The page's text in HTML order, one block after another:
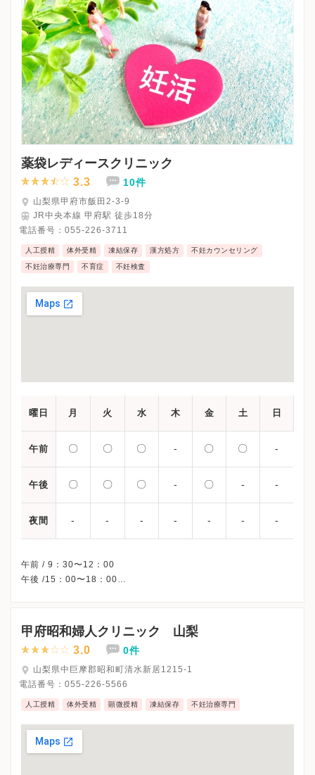
薬袋レディースクリニック
3.3 10件
山梨県甲府市飯田2-3-9
JR中央本線 甲府駅 徒歩18分
電話番号： 055-226-3711
人工授精 体外受精 凍結保存 漢方処方 不妊カウンセリング
不妊治療専門 不育症 不妊検査
曜日 月 火 水 木 金 土 日
午前 〇 〇 〇 - 〇 〇 -
午後 〇 〇 〇 - 〇 - -
夜間 - - - - - - -
午前 / 9：30〜12：00
午後 /15：00〜18：00
甲府昭和婦人クリニック 山梨
3.0 0件
山梨県中巨摩郡昭和町清水新居1215-1
電話番号： 055-226-5566
人工授精 体外受精 顕微授精 凍結保存 不妊治療専門